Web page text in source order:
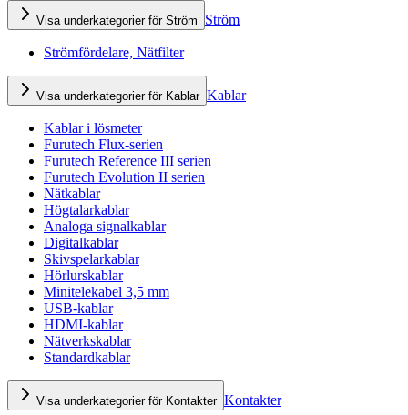
Visa underkategorier för Ström Ström
Strömfördelare, Nätfilter
Visa underkategorier för Kablar Kablar
Kablar i lösmeter
Furutech Flux-serien
Furutech Reference III serien
Furutech Evolution II serien
Nätkablar
Högtalarkablar
Analoga signalkablar
Digitalkablar
Skivspelarkablar
Hörlurskablar
Minitelekabel 3,5 mm
USB-kablar
HDMI-kablar
Nätverkskablar
Standardkablar
Visa underkategorier för Kontakter Kontakter